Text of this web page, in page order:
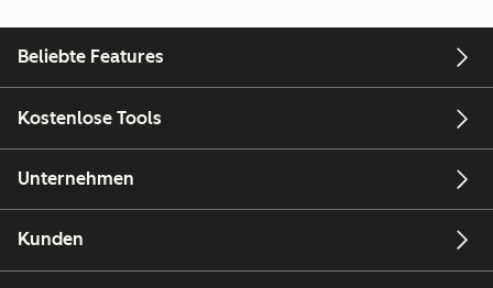
Beliebte Features
Kostenlose Tools
Unternehmen
Kunden